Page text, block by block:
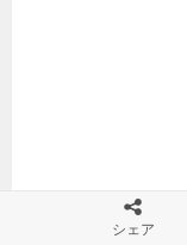
シェア